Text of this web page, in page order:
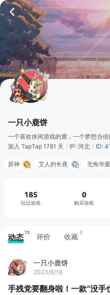
一只小鹿饼
一个喜欢休闲游戏的鹿，一个梦想当
加入 TapTap 1781 天
IP: 河北 ID:
原神 艾人的长夜 无悔华夏
盗墓长生印
战双帕弥什
185
玩过游戏
0
购买游戏
动态 72 评价 收藏 2
一只小鹿饼
2023/6/19
手残党要翻身啦！一款“没手